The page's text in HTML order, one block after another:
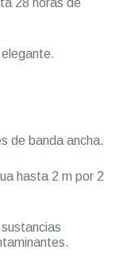
28 horas de
de banda ancha.
hasta 2 m por 2